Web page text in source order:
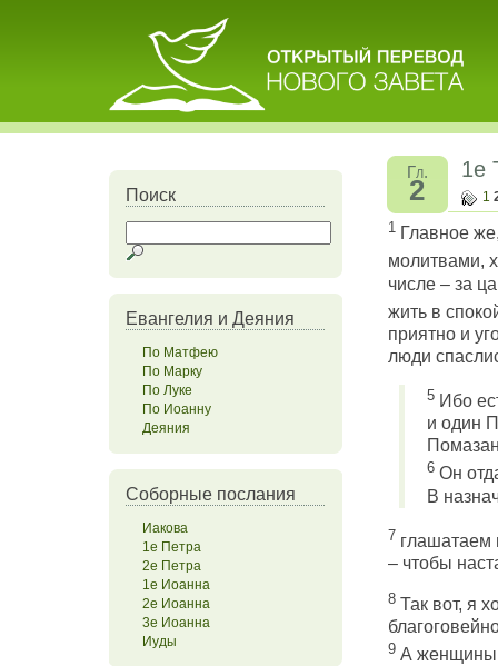
Поиск
Евангелия и Деяния
По Матфею
По Марку
По Луке
По Иоанну
Деяния
Соборные послания
Иакова
1е Петра
2е Петра
1е Иоанна
2е Иоанна
3е Иоанна
Иуды
Гл.
2
1е
1
1Главное
молитвами,
числе – за
жить в
приятно и
люди
5Ибо
и один
6Он
В
7 глашатаем
– чтобы
8Так вот, я
9А женщины